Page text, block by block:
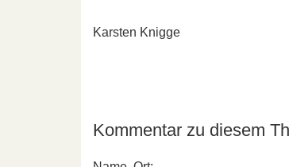
Karsten Knigge
Kommentar zu diesem